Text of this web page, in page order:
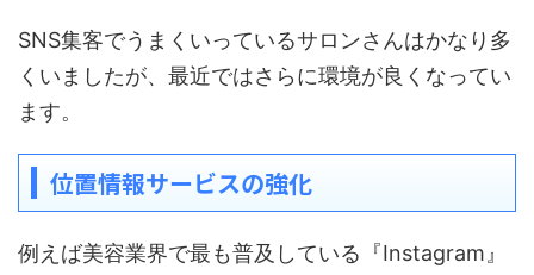
SNS集客でうまくいっているサロンさんはかなり多
くいましたが、最近ではさらに環境が良くなってい
ます。
位置情報サービスの強化
例えば美容業界で最も普及している『Instagram』